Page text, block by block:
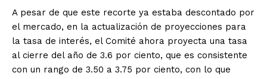
A pesar de que este recorte ya estaba descontado por
el mercado, en la actualización de proyecciones para
la tasa de interés, el Comité ahora proyecta una tasa
al cierre del año de 3.6 por ciento, que es consistente
con un rango de 3.50 a 3.75 por ciento, con lo que